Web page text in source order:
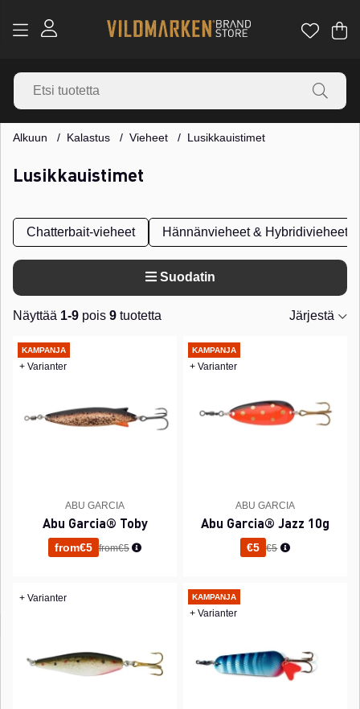
.
Alkuun Kalastus Vieheet Lusikkauistimet
Lusikkauistimet
Chatterbait-vieheet Hännänvieheet & Hybridivieheet
Suodatin
Näyttää 1-9 pois 9 tuotetta
Järjestä
Tuotteet
KAMPANJA
+ Varianter
ABU GARCIA
Abu Garcia® Toby
from€5 Normaali hinta
from€5
KAMPANJA
+ Varianter
ABU GARCIA
Abu Garcia® Jazz 10g
€5 Normaali hinta
€5
+ Varianter KAMPANJA
+ Varianter